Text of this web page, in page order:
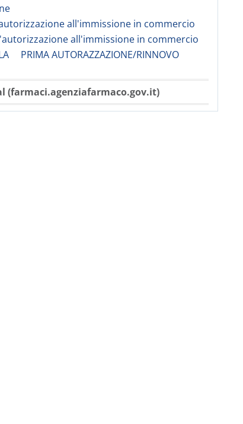
all'immissione in commercio
all'immissione in commercio
PRIMA AUTORAZZAZIONE/RINNOVO
(farmaci.agenziafarmaco.gov.it)